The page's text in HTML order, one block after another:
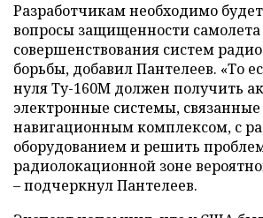
Разработчикам необходимо
вопросы защищенности самолета
совершенствования систем
борьбы, добавил Пантелеев. «То
нуля Ту-160М должен получить
электронные системы,
навигационным комплексом, с
оборудованием и решить
радиолокационной зоне
– подчеркнул Пантелеев.